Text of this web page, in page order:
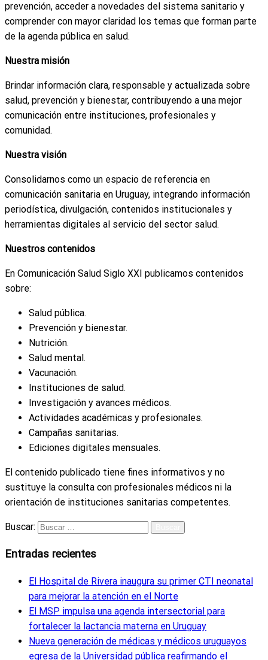
prevención, acceder a novedades del sistema sanitario y
comprender con mayor claridad los temas que forman parte
de la agenda pública en salud.
Nuestra misión
Brindar información clara, responsable y actualizada sobre
salud, prevención y bienestar, contribuyendo a una mejor
comunicación entre instituciones, profesionales y
comunidad.
Nuestra visión
Consolidarnos como un espacio de referencia en
comunicación sanitaria en Uruguay, integrando información
periodística, divulgación, contenidos institucionales y
herramientas digitales al servicio del sector salud.
Nuestros contenidos
En Comunicación Salud Siglo XXI publicamos contenidos
sobre:
Salud pública.
Prevención y bienestar.
Nutrición.
Salud mental.
Vacunación.
Instituciones de salud.
Investigación y avances médicos.
Actividades académicas y profesionales.
Campañas sanitarias.
Ediciones digitales mensuales.
El contenido publicado tiene fines informativos y no
sustituye la consulta con profesionales médicos ni la
orientación de instituciones sanitarias competentes.
Buscar:
Entradas recientes
El Hospital de Rivera inaugura su primer CTI neonatal
para mejorar la atención en el Norte
El MSP impulsa una agenda intersectorial para
fortalecer la lactancia materna en Uruguay
Nueva generación de médicas y médicos uruguayos
egresa de la Universidad pública reafirmando el